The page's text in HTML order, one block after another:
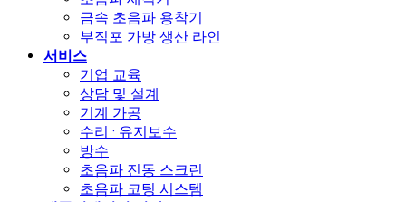
금속 초음파 용착기
부직포 가방 생산 라인
서비스
기업 교육
상담 및 설계
기계 가공
수리 · 유지보수
방수
초음파 진동 스크린
초음파 코팅 시스템